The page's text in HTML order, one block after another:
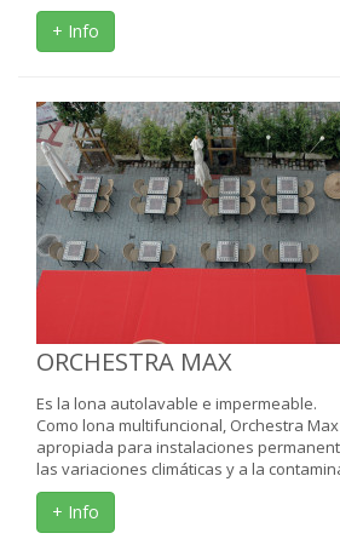
+ Info
ORCHESTRA MAX
Es la lona autolavable e impermeable.
Como lona multifuncional, Orchestra
apropiada para instalaciones
las variaciones climáticas y a la
+ Info